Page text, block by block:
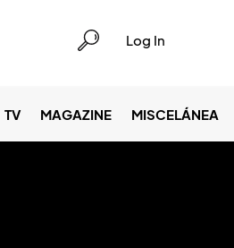
Log In
TV MAGAZINE MISCELÁNEA